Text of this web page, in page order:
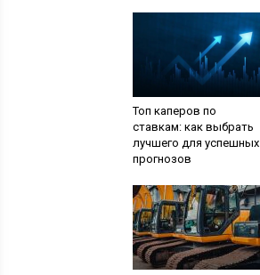
Топ каперов по
ставкам: как выбрать
лучшего для успешных
прогнозов